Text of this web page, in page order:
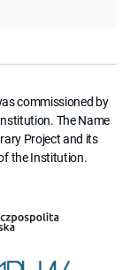
commissioned by
The Name
Project and its
the Institution.